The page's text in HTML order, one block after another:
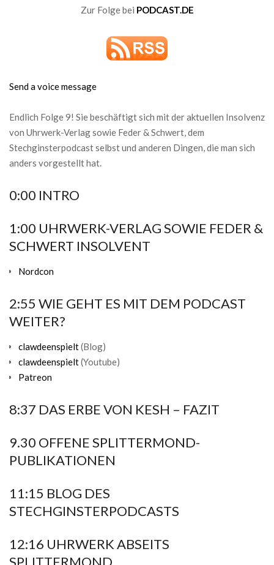
Zur Folge bei PODCAST.DE
Send a voice message
Endlich Folge 9! Sie beschäftigt sich mit der aktuellen Insolvenz
von Uhrwerk-Verlag sowie Feder & Schwert, dem
Stechginsterpodcast selbst und anderen Dingen, die man sich
anders vorgestellt hat.
0:00 INTRO
1:00 UHRWERK-VERLAG SOWIE FEDER &
SCHWERT INSOLVENT
Nordcon
2:55 WIE GEHT ES MIT DEM PODCAST
WEITER?
clawdeenspielt(Blog)
clawdeenspielt(Youtube)
Patreon
8:37 DAS ERBE VON KESH – FAZIT
9.30 OFFENE SPLITTERMOND-
PUBLIKATIONEN
11:15 BLOG DES
STECHGINSTERPODCASTS
12:16 UHRWERK ABSEITS
SPLITTERMOND